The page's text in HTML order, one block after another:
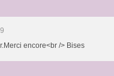
encore<br /> Bises